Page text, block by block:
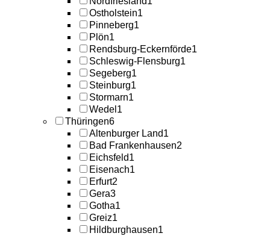
Ostholstein1
Pinneberg1
Plön1
Rendsburg-Eckernförde1
Schleswig-Flensburg1
Segeberg1
Steinburg1
Stormarn1
Wedel 1
Thüringen6
Altenburger Land1
Bad Frankenhausen2
Eichsfeld1
Eisenach1
Erfurt2
Gera3
Gotha1
Greiz1
Hildburghausen1